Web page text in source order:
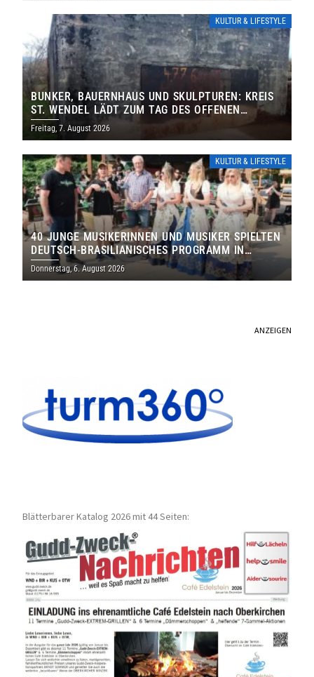
KULTUR & LIFESTYLE
BUNKER, BAUERNHAUS UND SKULPTUREN: KREIS
ST. WENDEL LÄDT ZUM TAG DES OFFENEN
DENKMALS EIN
Freitag, 7. August 2026
KULTUR & LIFESTYLE
40 JUNGE MUSIKERINNEN UND MUSIKER SPIELTEN
DEUTSCH-BRASILIANISCHES PROGRAMM IN
THOLEY
Donnerstag, 6. August 2026
ANZEIGEN
Blätterbarer Katalog 2026 mit 44 Seiten: